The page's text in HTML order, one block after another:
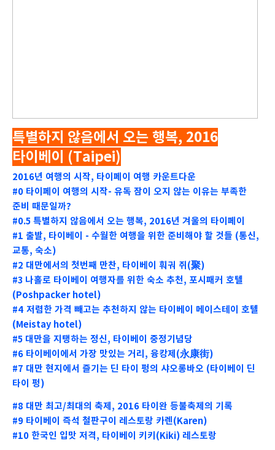
특별하지 않음에서 오는 행복, 2016
타이베이 (Taipei)
2016년 여행의 시작, 타이페이 여행 카운트다운
#0 타이페이 여행의 시작- 유독 잠이 오지 않는 이유는 부족한
준비 때문일까?
#0.5 특별하지 않음에서 오는 행복, 2016년 겨울의 타이페이
#1 출발, 타이베이 - 수월한 여행을 위한 준비해야 할 것들 (통신,
교통, 숙소)
#2 대만에서의 첫번째 만찬, 타이베이 훠궈 쥐(聚)
#3 나홀로 타이베이 여행자를 위한 숙소 추천, 포시패커 호텔
(Poshpacker hotel)
#4 저렴한 가격 빼고는 추천하지 않는 타이베이 메이스테이 호텔
(Meistay hotel)
#5 대만을 지탱하는 정신, 타이베이 중정기념당
#6 타이베이에서 가장 맛있는 거리, 융캉제(永康街)
#7 대만 현지에서 즐기는 딘 타이 펑의 샤오롱바오 (타이베이 딘
타이 펑)
#8 대만 최고/최대의 축제, 2016 타이완 등불축제의 기록
#9 타이베이 즉석 철판구이 레스토랑 카렌(Karen)
#10 한국인 입맛 저격, 타이베이 키키(Kiki) 레스토랑